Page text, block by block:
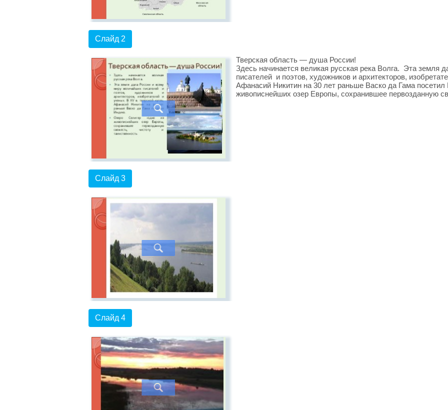
Слайд 2
Тверская область — душа России!
Здесь начинается великая русская река Волга. Эта земля
писателей и поэтов, художников и архитекторов,
Афанасий Никитин на 30 лет раньше Васко да Гама
живописнейших озер Европы, сохранившее первозданную
Слайд 3
Слайд 4